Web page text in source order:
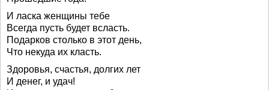
И ласка женщины тебе
Всегда пусть будет всласть.
Подарков столько в этот день,
Что некуда их класть.
Здоровья, счастья, долгих лет
И денег, и удач!